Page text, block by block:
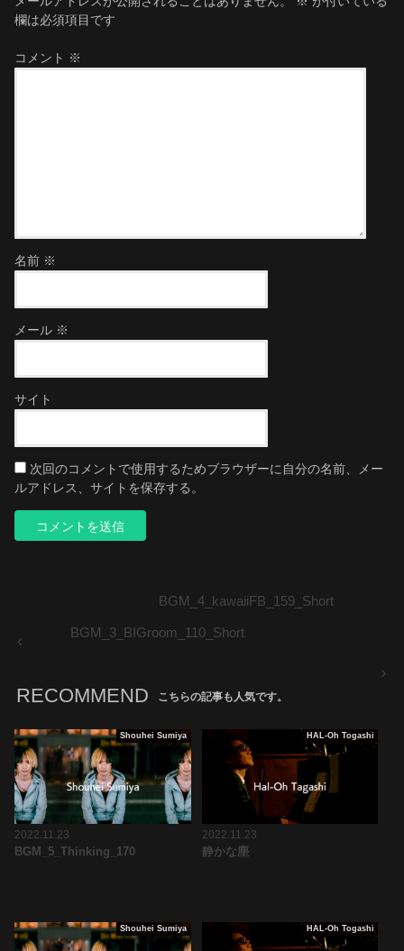
欄は必須項目です
コメント ※
名前 ※
メール ※
サイト
次回のコメントで使用するためブラウザーに自分の名前、メー
ルアドレス、サイトを保存する。
BGM_4_kawaiiFB_159_Short
BGM_3_BIGroom_110_Short
RECOMMEND こちらの記事も人気です。
Shouhei Sumiya
2022.11.23
BGM_5_Thinking_170
HAL-Oh Togashi
2022.11.23
静かな塵
Shouhei Sumiya HAL-Oh Togashi